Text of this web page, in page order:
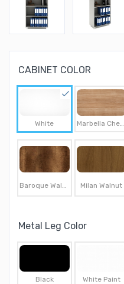
CABINET COLOR
White Marbella Cherry
Milan Walnut
Metal Leg Color
Black White Paint